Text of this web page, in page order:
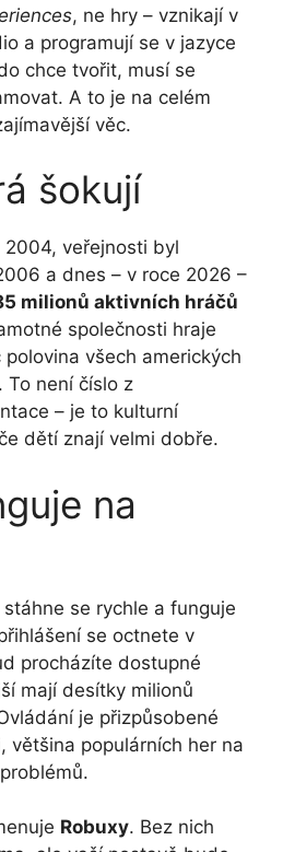
, ne hry – vznikají v
a programují se v jazyce
chce tvořit, musí se
A to je na celém
věc.
šokují
2004, veřejnosti byl
a dnes – v roce 2026 –
milionů aktivních hráčů
společnosti hraje
všech amerických
To není číslo z
– je to kulturní
dětí znají velmi dobře.
na
se rychle a funguje
se octnete v
procházíte dostupné
mají desítky milionů
je přizpůsobené
většina populárních her na
Robuxy. Bez nich